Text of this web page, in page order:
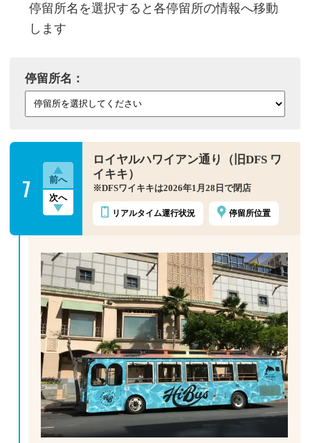
停留所名を選択すると各停留所の情報へ移動
します
停留所名
7
前へ
次へ
ロイヤルハワイアン通り（旧DFS ワ
イキキ）
※DFSワイキキは2026年1月28日で閉店
リアルタイム運行状況 停留所位置